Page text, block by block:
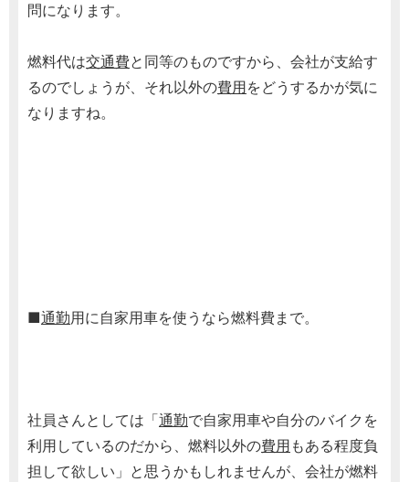
問になります。
燃料代は交通費と同等のものですから、会社が支給す
るのでしょうが、それ以外の費用をどうするかが気に
なりますね。
■通勤用に自家用車を使うなら燃料費まで。
社員さんとしては「通勤で自家用車や自分のバイクを
利用しているのだから、燃料以外の費用 もある程度負
担して欲しい」と思うかもしれませんが、会社が燃料